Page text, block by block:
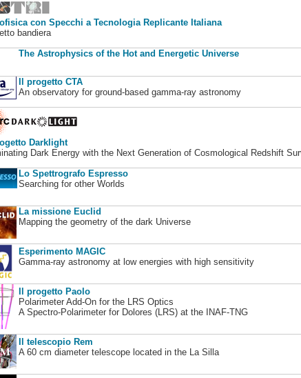
con Specchi a Tecnologia Replicante Italiana
bandiera
The Astrophysics of the Hot and Energetic Universe
Il progetto CTA
An observatory for ground-based gamma-ray astronomy
Darklight
Dark Energy with the Next Generation of Cosmological Redshift
Lo Spettrografo Espresso
Searching for other Worlds
La missione Euclid
Mapping the geometry of the dark Universe
Esperimento MAGIC
Gamma-ray astronomy at low energies with high sensitivity
Il progetto Paolo
Polarimeter Add-On for the LRS Optics
A Spectro-Polarimeter for Dolores (LRS) at the INAF-TNG
Il telescopio Rem
A 60 cm diameter telescope located in the La Silla